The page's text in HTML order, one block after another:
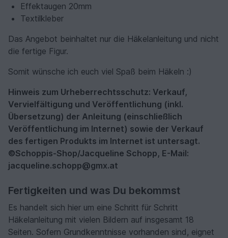
Effektaugen 20mm
Textilkleber
Das Angebot beinhaltet nur die Häkelanleitung und nicht
die fertige Figur.
Somit wünsche ich euch viel Spaß beim Häkeln :)
Hinweis zum Urheberrechtsschutz: Verkauf,
Vervielfältigung und Veröffentlichung (inkl.
Übersetzung) der Anleitung (einschließlich
Veröffentlichung im Internet) sowie der Verkauf
des fertigen Produkts im Internet ist untersagt.
©Schoppis-Shop/Jacqueline Schopp, E-Mail:
jacqueline.schopp@gmx.at
Fertigkeiten und was Du bekommst
Es handelt sich hier um eine Schritt für Schritt
Häkelanleitung mit vielen Bildern auf insgesamt 18
Seiten. Sofern Grundkenntnisse vorhanden sind, eignet